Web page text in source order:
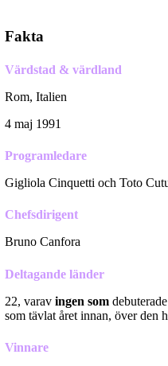
Fakta
Värdstad & värdland
Rom, Italien
4 maj 1991
Programledare
Gigliola Cinquetti och Toto
Chefsdirigent
Bruno Canfora
Deltagande länder
22, varav ingen som
som tävlat året innan, över den
Vinnare